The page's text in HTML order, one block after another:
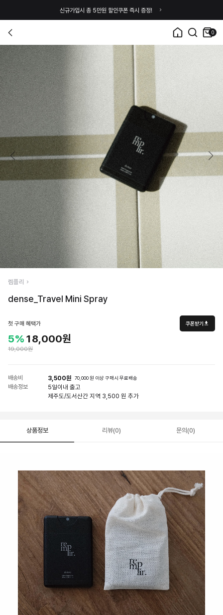
신규가입시 총 5만원 할인쿠폰 즉시 증정!
0
렘플리
dense_Travel Mini Spray
첫 구매 혜택가 쿠폰받기
5% 18,000원
19,000원
배송비 3,500원 70,000 원 이상 구매시 무료배송
배송정보 5일이내 출고
제주도/도서산간 지역 3,500 원 추가
상품정보 리뷰(0) 문의(0)